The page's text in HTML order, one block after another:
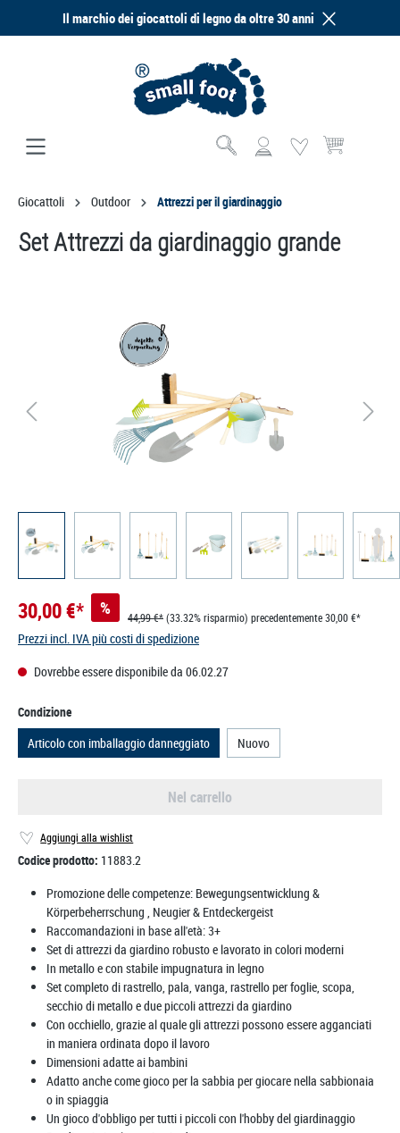
principaleIl marchio dei giocattoli di legno da oltre 30 anni
Il carrello
Giocattoli Outdoor Attrezzi per il giardinaggio
Set Attrezzi da giardinaggio grande
Salta la galleria di immagini
30,00 €* % 44,99 €*(33.32% risparmio) precedentemente 30,00 €*
Prezzi incl. IVA più costi di spedizione
Dovrebbe essere disponibile da 06.02.27
Seleziona
Condizione
Articolo con imballaggio danneggiato
Nuovo
Nel carrello
Aggiungi alla wishlist
Codice prodotto: 11883.2
Promozione delle competenze: Bewegungsentwicklung &
Körperbeherrschung , Neugier & Entdeckergeist
Raccomandazioni in base all'età:3+
Set di attrezzi da giardino robusto e lavorato in colori moderni
In metallo e con stabile impugnatura in legno
Set completo di rastrello, pala, vanga, rastrello per foglie, scopa,
secchio di metallo e due piccoli attrezzi da giardino
Con occhiello, grazie al quale gli attrezzi possono essere agganciati
in maniera ordinata dopo il lavoro
Dimensioni adatte ai bambini
Adatto anche come gioco per la sabbia per giocare nella sabbionaia
o in spiaggia
Un gioco d'obbligo per tutti i piccoli con l'hobby del giardinaggio